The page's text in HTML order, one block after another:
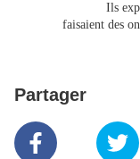
Ils
faisaient des
Partager